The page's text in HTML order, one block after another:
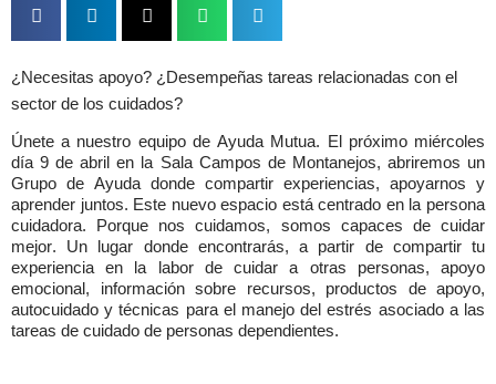
¿Necesitas apoyo? ¿Desempeñas tareas relacionadas con el
sector de los cuidados?
Únete a nuestro equipo de Ayuda Mutua.
El próximo miércoles
día 9 de abril en la Sala Campos de Montanejos, abriremos un
Grupo de Ayuda donde compartir experiencias, apoyarnos y
aprender juntos. Este nuevo espacio está centrado en la persona
cuidadora. Porque nos cuidamos, somos capaces de cuidar
mejor.
Un lugar donde encontrarás, a partir de compartir tu
experiencia en la labor de cuidar a otras personas, apoyo
emocional, información sobre recursos, productos de apoyo,
autocuidado y técnicas para el manejo del estrés asociado a las
tareas de cuidado de personas dependientes.